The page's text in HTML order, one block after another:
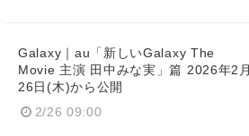
Galaxy｜au「新しいGalaxy The
Movie 主演 田中みな実」篇 2026年2月
26日(木)から公開
2/26 09:00